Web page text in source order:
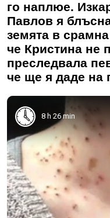
го наплюе.
Павлов я
земята в
че Кристина не
преследвала
че ще я даде на
8 h 26 min